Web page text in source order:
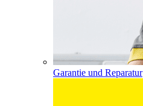
Garantie und Reparatur